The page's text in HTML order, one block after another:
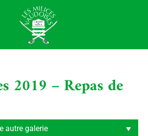
2019 – Repas de